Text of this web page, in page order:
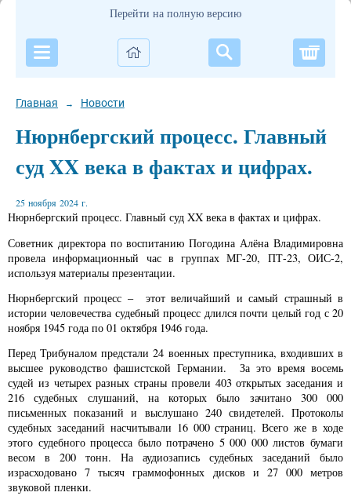
Перейти на полную версию
Главная → Новости
Нюрнбергский процесс. Главный
суд XX века в фактах и цифрах.
25 ноября 2024 г.
Нюрнбергский процесс. Главный суд XX века в фактах и цифрах.
Советник директора по воспитанию Погодина Алёна Владимировна
провела информационный час в группах МГ-20, ПТ-23, ОИС-2,
используя материалы презентации.
Нюрнбергский процесс – этот величайший и самый страшный в
истории человечества судебный процесс длился почти целый год с 20
ноября 1945 года по 01 октября 1946 года.
Перед Трибуналом предстали 24 военных преступника, входивших в
высшее руководство фашистской Германии. За это время восемь
судей из четырех разных страны провели 403 открытых заседания и
216 судебных слушаний, на которых было зачитано 300 000
письменных показаний и выслушано 240 свидетелей. Протоколы
судебных заседаний насчитывали 16 000 страниц. Всего же в ходе
этого судебного процесса было потрачено 5 000 000 листов бумаги
весом в 200 тонн. На аудиозапись судебных заседаний было
израсходовано 7 тысяч граммофонных дисков и 27 000 метров
звуковой пленки.